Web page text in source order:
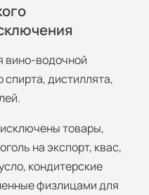
вино-водочной
спирта, дистиллята,
товары,
на экспорт, квас,
кондитерские
физлицами для